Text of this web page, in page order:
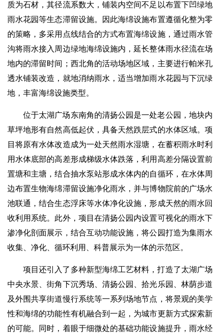
质为石材，其径流系数大，铺装内空间不足以布置下凹绿地
雨水花园等生态滞留设施。因此海绵设施布置遵循化整为零
的策略，多采用点线结合的方式布置海绵设施，通过雨水管
沟将雨水接入周边绿地海绵设施内，延长整体雨水径流在场
地内的滞留时间；西北角的活动场地区域，主要进行帕米孔
透水铺装改造，就地消纳雨水，适当增加雨水花园与下沉绿
地，丰富海绵设施类型。
位于太湖广场东南角的清扬公园是一处老公园，地块内
草坪地形有自然高低起伏，具备天然跌层式的水体区域。项
目将原有水体改造成为一处天然雨水湿塘，在蓄积雨水时利
用水体底部的高差形成梯级水体跌落，利用高差分隔设置前
置塘和主塘，结合抽水泵站形成水体内的自循环，在水体周
边布置生物海绵滞留设施净化雨水，并与博物院前的广场水
池联通，结合生态浮床等水体净化设施，形成天然的雨水回
收利用系统。此外，项目在清扬公园内设置可视化的雨水下
渗净化剖面展示，结合互动功能设施，将公园打造为集雨水
收集、净化、循环利用、科普展示为一体的示范区。
项目还引入了多种新型海绵工艺材料，打造了太湖广场
中央水景、街角下沉秀场、清扬公园、拾光乐园、林荫步道
及外围共享街道慢行系统等一系列场地节点，将景观的美学
性和海绵的功能性有机融合到一起，为城市更新方式探索新
的可能。同时，着眼于细微处的基础功能设施提升，雨水经